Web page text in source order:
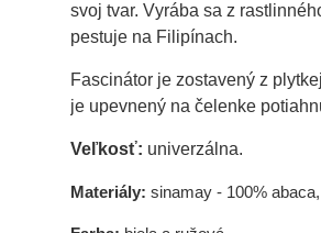
svoj tvar. Vyrába sa z
pestuje na Filipínach.
Fascinátor je zostavený z
je upevnený na čelenke
Veľkosť: univerzálna.
Materiály: sinamay - 100%